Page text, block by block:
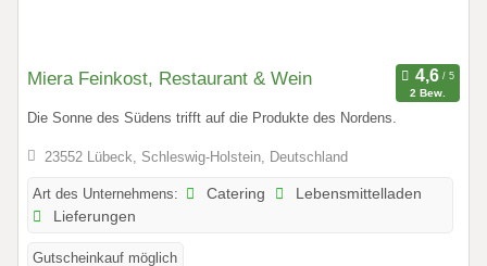
Miera Feinkost, Restaurant & Wein
2 Bew.
Die Sonne des Südens trifft auf die Produkte des Nordens.
23552 Lübeck, Schleswig-Holstein, Deutschland
Art des Unternehmens: Catering
Lebensmittelladen
Lieferungen
Gutscheinkauf möglich